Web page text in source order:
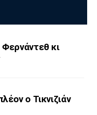
κι
ο Τικνιζιάν